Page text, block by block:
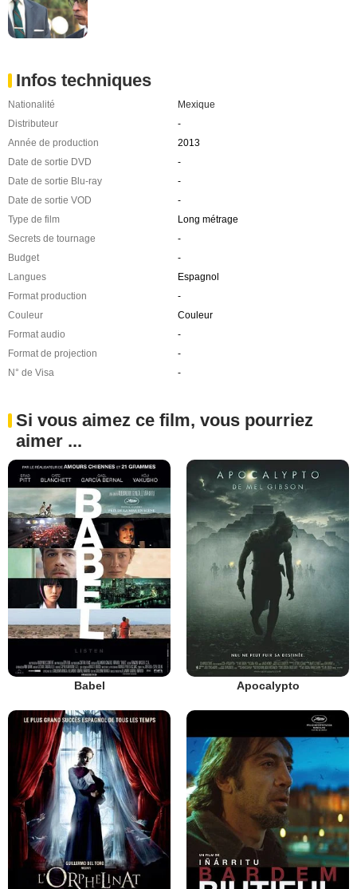
Infos techniques
Nationalité
Mexique
Distributeur
-
Année de production
2013
Date de sortie DVD
-
Date de sortie Blu-ray
-
Date de sortie VOD
-
Type de film
Long métrage
Secrets de tournage
-
Budget
-
Langues
Espagnol
Format production
-
Couleur
Couleur
Format audio
-
Format de projection
-
N° de Visa
-
Si vous aimez ce film, vous pourriez
aimer ...
Babel Apocalypto